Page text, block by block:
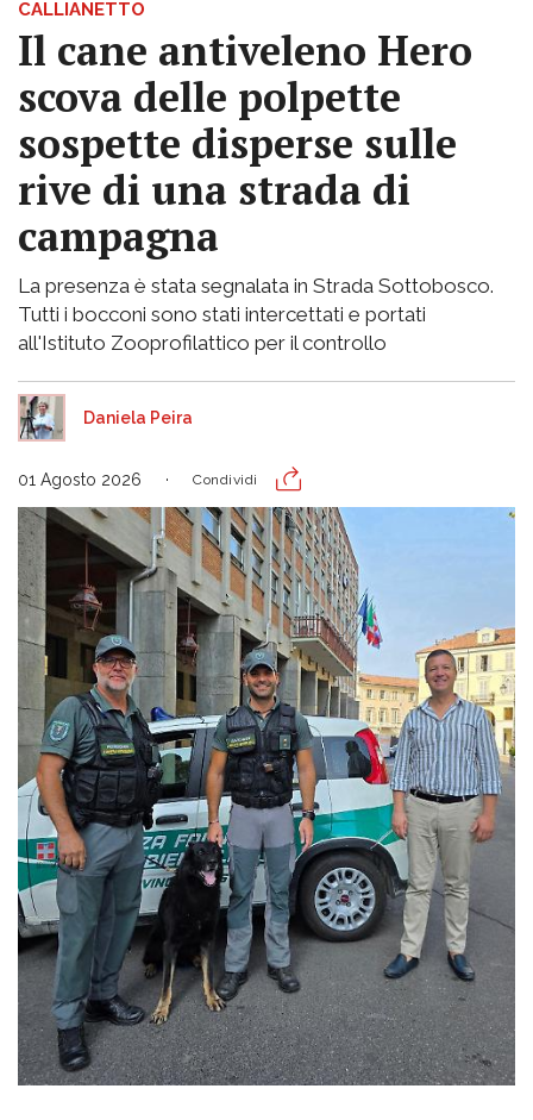
CALLIANETTO
Il cane antiveleno Hero
scova delle polpette
sospette disperse sulle
rive di una strada di
campagna
La presenza è stata segnalata in Strada Sottobosco.
Tutti i bocconi sono stati intercettati e portati
all'Istituto Zooprofilattico per il controllo
Daniela Peira
01 Agosto 2026 Condividi